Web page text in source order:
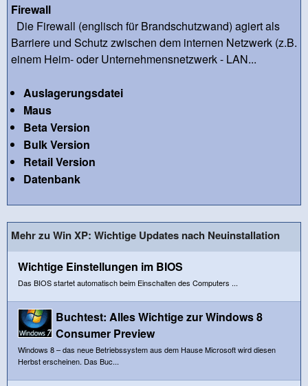
Firewall
Die Firewall (englisch für Brandschutzwand) agiert als
Barriere und Schutz zwischen dem internen Netzwerk (z.B.
einem Heim- oder Unternehmensnetzwerk - LAN...
Auslagerungsdatei
Maus
Beta Version
Bulk Version
Retail Version
Datenbank
Mehr zu Win XP: Wichtige Updates nach Neuinstallation
Wichtige Einstellungen im BIOS
Das BIOS startet automatisch beim Einschalten des Computers ...
Buchtest: Alles Wichtige zur Windows 8
Consumer Preview
Windows 8 – das neue Betriebssystem aus dem Hause Microsoft wird diesen
Herbst erscheinen. Das Buc...